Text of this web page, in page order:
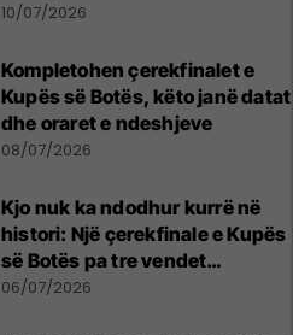
10/07/2026
Kompletohen çerekfinalet e
Kupës së Botës, këto janë datat
dhe oraret e ndeshjeve
08/07/2026
Kjo nuk ka ndodhur kurrë në
histori: Një çerekfinale e Kupës
së Botës pa tre vendet
legjendare të futbollit
06/07/2026